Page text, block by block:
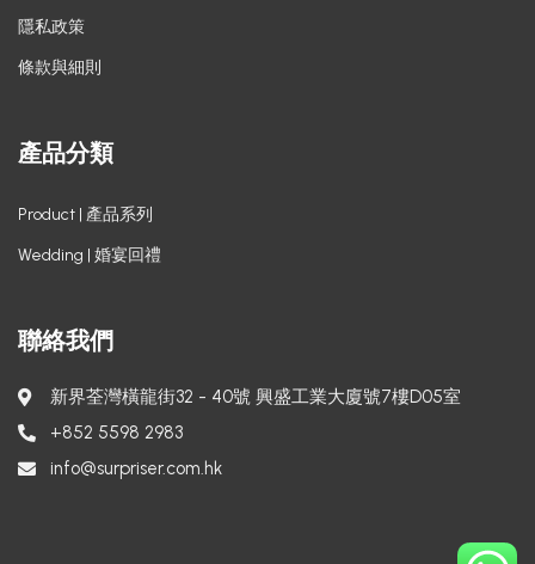
隱私政策
條款與細則
產品分類
Product | 產品系列
Wedding | 婚宴回禮
聯絡我們
新界荃灣橫龍街32 - 40號 興盛工業大廈號7樓D05室
+852 5598 2983
info@surpriser.com.hk